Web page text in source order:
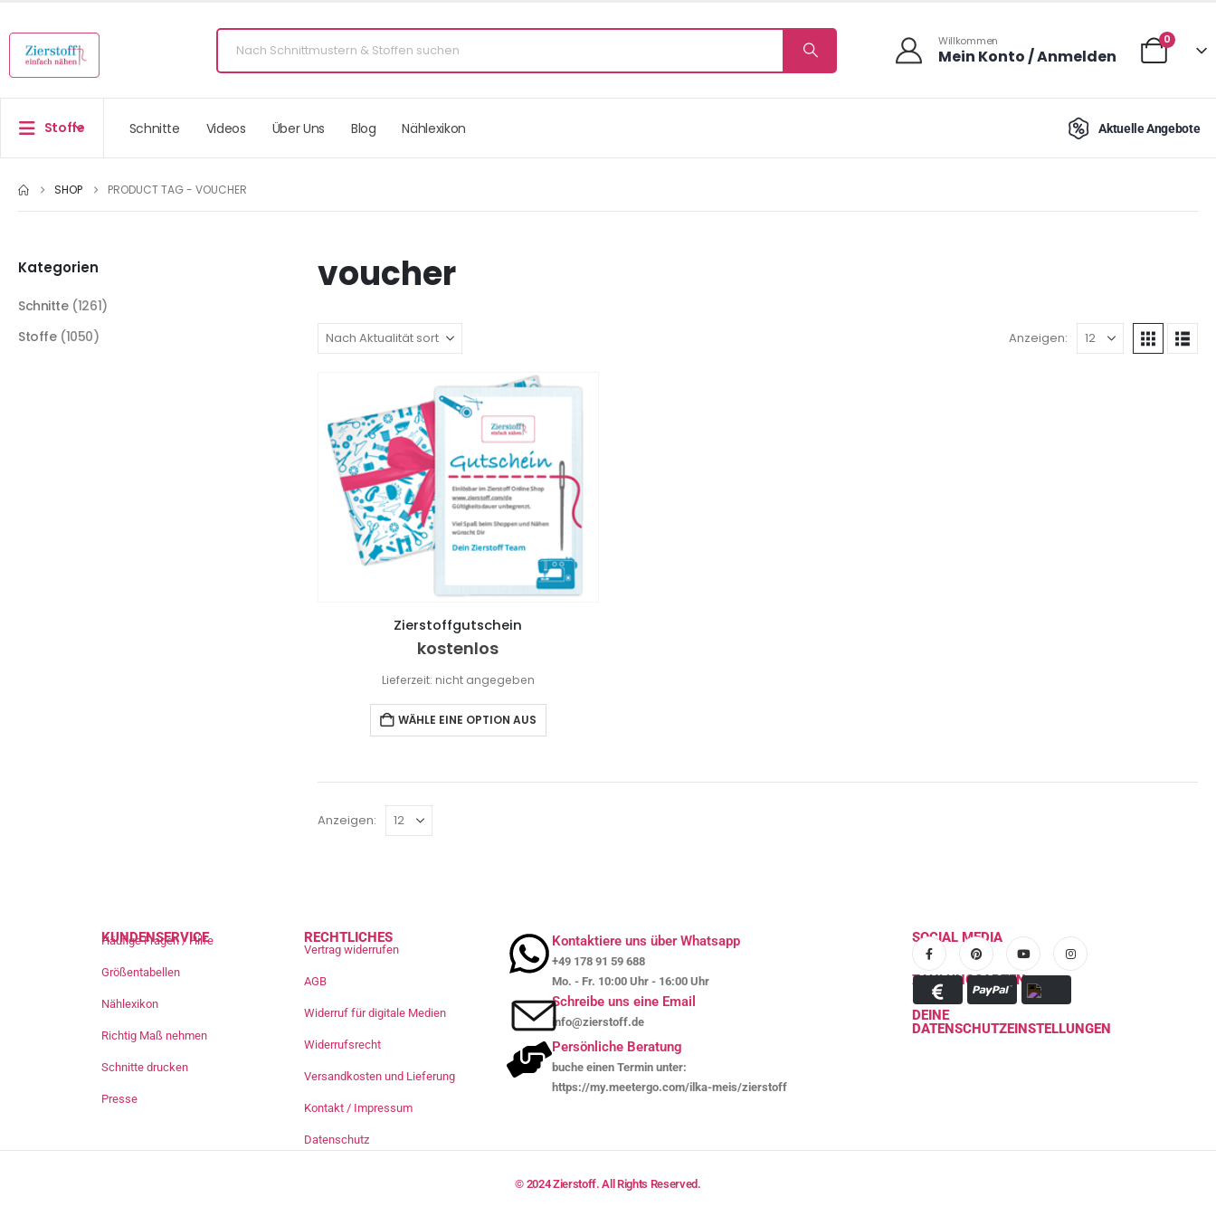
Willkommen
Mein Konto / Anmelden
0
Stoffe Schnitte Videos Über Uns Blog Nählexikon Aktuelle Angebote
SHOP PRODUCT TAG - VOUCHER
voucher
Anzeigen:
Zierstoffgutschein
kostenlos
Lieferzeit: nicht angegeben
WÄHLE EINE OPTION AUS
Anzeigen:
Kategorien
Schnitte (1261)
Stoffe (1050)
KUNDENSERVICE
Häufige Fragen / Hilfe
Größentabellen
Nählexikon
Richtig Maß nehmen
Schnitte drucken
Presse
RECHTLICHES
Vertrag widerrufen
AGB
Widerruf für digitale Medien
Widerrufsrecht
Versandkosten und Lieferung
Kontakt / Impressum
Datenschutz
Kontaktiere uns über Whatsapp
+49 178 91 59 688
Mo. - Fr. 10:00 Uhr - 16:00 Uhr
Schreibe uns eine Email
info@zierstoff.de
Persönliche Beratung
buche einen Termin unter:
https://my.meetergo.com/ilka-meis/zierstoff
SOCIAL MEDIA
ZAHLUNGSARTEN
DEINE
DATENSCHUTZEINSTELLUNGEN
© 2024 Zierstoff. All Rights Reserved.